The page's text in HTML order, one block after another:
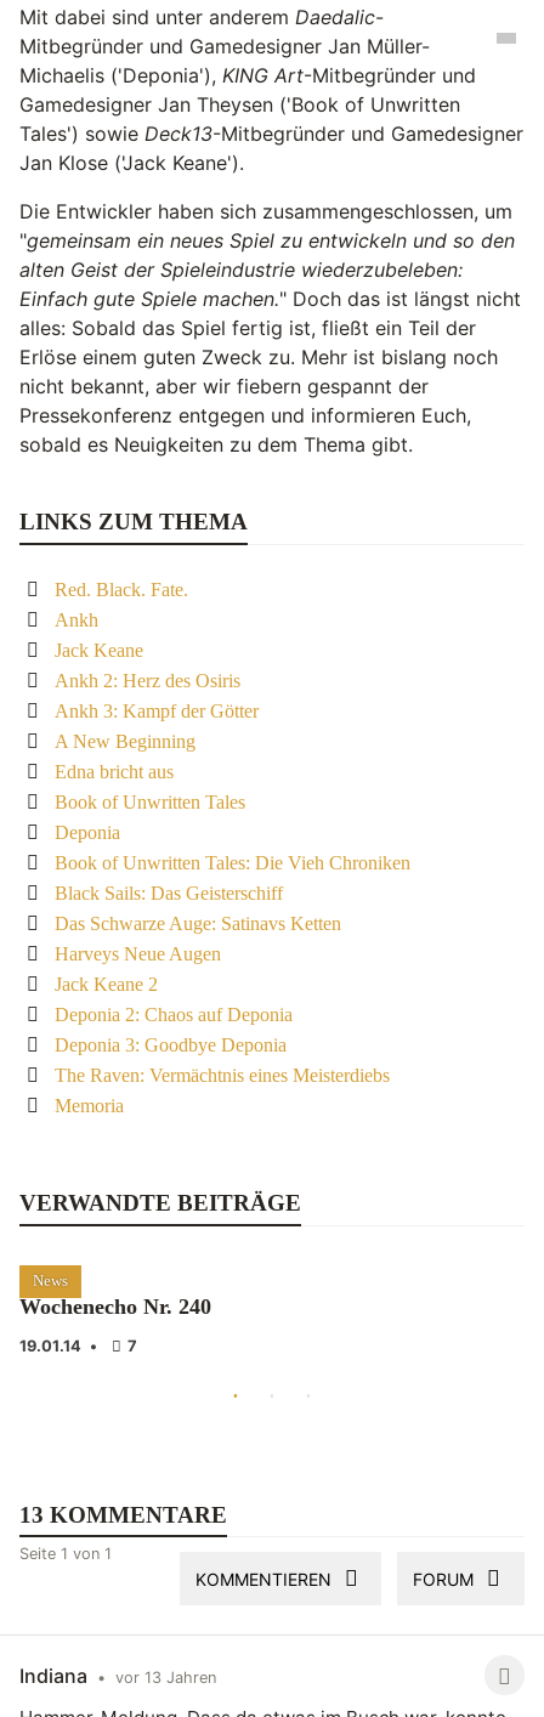
Mit dabei sind unter anderem Daedalic-
Mitbegründer und Gamedesigner Jan Müller-
Michaelis ('Deponia'), KING Art-Mitbegründer und
Gamedesigner Jan Theysen ('Book of Unwritten
Tales') sowie Deck13-Mitbegründer und Gamedesigner
Jan Klose ('Jack Keane').
Die Entwickler haben sich zusammengeschlossen, um
"gemeinsam ein neues Spiel zu entwickeln und so den
alten Geist der Spieleindustrie wiederzubeleben:
Einfach gute Spiele machen." Doch das ist längst nicht
alles: Sobald das Spiel fertig ist, fließt ein Teil der
Erlöse einem guten Zweck zu. Mehr ist bislang noch
nicht bekannt, aber wir fiebern gespannt der
Pressekonferenz entgegen und informieren Euch,
sobald es Neuigkeiten zu dem Thema gibt.
LINKS ZUM THEMA
Red. Black. Fate.
Ankh
Jack Keane
Ankh 2: Herz des Osiris
Ankh 3: Kampf der Götter
A New Beginning
Edna bricht aus
Book of Unwritten Tales
Deponia
Book of Unwritten Tales: Die Vieh Chroniken
Black Sails: Das Geisterschiff
Das Schwarze Auge: Satinavs Ketten
Harveys Neue Augen
Jack Keane 2
Deponia 2: Chaos auf Deponia
Deponia 3: Goodbye Deponia
The Raven: Vermächtnis eines Meisterdiebs
Memoria
VERWANDTE BEITRÄGE
News
Wochenecho Nr. 240
19.01.14 • 7
13 KOMMENTARE
Seite 1 von 1
KOMMENTIEREN FORUM
Indiana • vor 13 Jahren